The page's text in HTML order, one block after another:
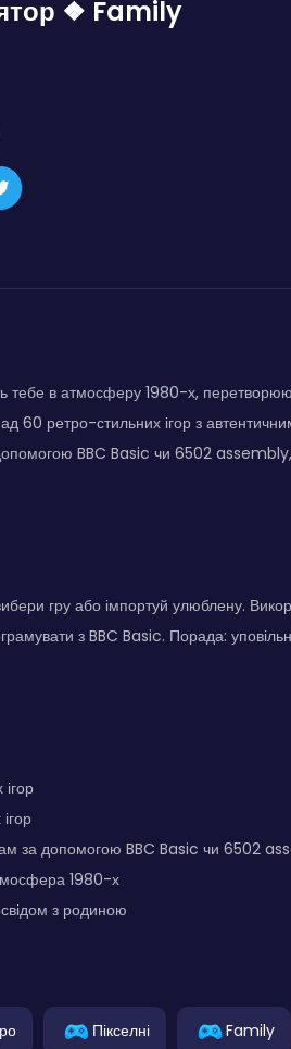
❖ Family
в атмосферу 1980-х,
ретро-стильних ігор з
BBC Basic чи 6502
гру або імпортуй улюблену.
з BBC Basic. Порада:
за допомогою BBC Basic чи 6502
1980-х
з родиною
Пікселні Family